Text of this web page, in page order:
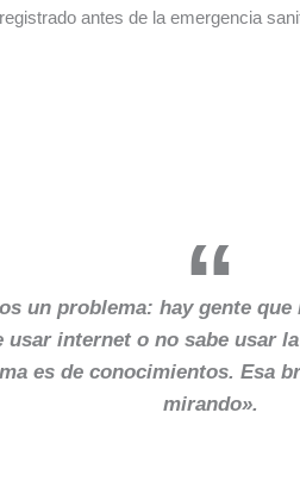
antes de la emergencia
un problema: hay gente
usar internet o no sabe usar
es de conocimientos. Esa
mirando».